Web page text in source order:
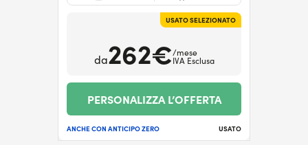
USATO SELEZIONATO
da262€/mese
IVA Esclusa
PERSONALIZZA L’OFFERTA
ANCHE CON ANTICIPO ZERO USATO